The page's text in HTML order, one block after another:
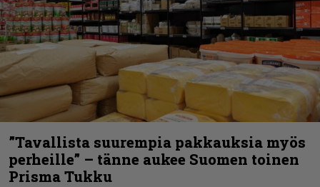
”Tavallista suurempia pakkauksia myös
perheille” – tänne aukee Suomen toinen
Prisma Tukku